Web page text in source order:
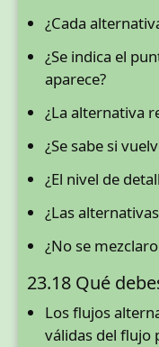
¿Cada
¿Se indica el
aparece?
¿La alternativa
¿Se sabe si
¿El nivel de
¿Las
¿No se
23.18 Qué
Los flujos
válidas del flujo